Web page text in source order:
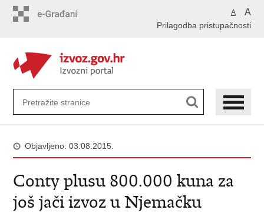
A A
Prilagodba pristupačnosti
Objavljeno: 03.08.2015.
Conty plusu 800.000 kuna za
još jači izvoz u Njemačku